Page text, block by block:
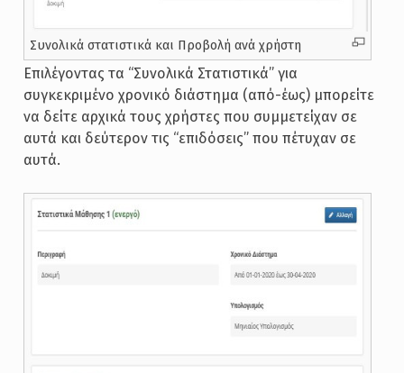
Συνολικά στατιστικά και Προβολή ανά χρήστη
Επιλέγοντας τα “Συνολικά Στατιστικά” για
συγκεκριμένο χρονικό διάστημα (από-έως) μπορείτε
να δείτε αρχικά τους χρήστες που συμμετείχαν σε
αυτά και δεύτερον τις “επιδόσεις” που πέτυχαν σε
αυτά.